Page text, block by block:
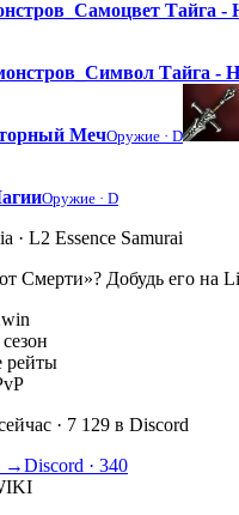
Тайга -
Тайга -
МечОружие · D
Оружие · D
· L2 Essence Samurai
Смерти»? Добудь его на
рейты
· 7 129 в Discord
→Discord · 340